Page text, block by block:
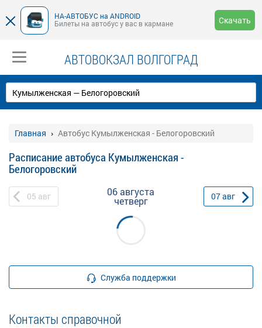
НА-АВТОБУС на ANDROID
Билеты на автобус у вас в кармане
Скачать
АВТОВОКЗАЛ ВОЛГОГРАД
Главная Автобус Кумылженская - Белогоровский
Расписание автобуса Кумылженская -
Белогоровский
05 авг 06 августа
четверг 07авг
Служба поддержки
Контакты справочной